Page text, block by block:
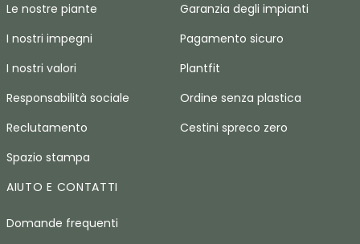
Le nostre piante
I nostri impegni
I nostri valori
Responsabilità sociale
Reclutamento
Spazio stampa
Garanzia degli impianti
Pagamento sicuro
Plantfit
Ordine senza plastica
Cestini spreco zero
AIUTO E CONTATTI
Domande frequenti